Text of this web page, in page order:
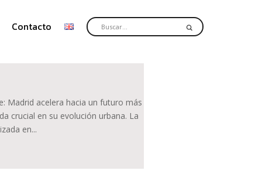
Contacto
Madrid acelera hacia un futuro más
crucial en su evolución urbana. La
en...